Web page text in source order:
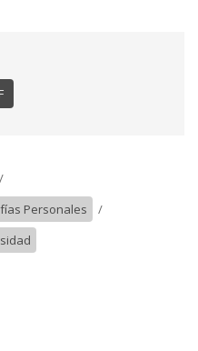
/
Personales
/